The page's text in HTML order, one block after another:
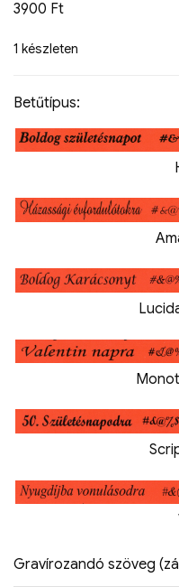
3900 Ft
1 készleten
Betűtípus:
Gravírozandó szöveg